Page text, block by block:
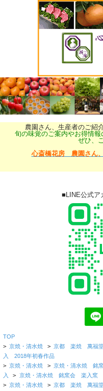
農園さん、生産者のご紹
旬の味覚のご案内やお得情
ぜひ、
心斎橋花房 農園さん
■LINE公式ア
TOP
> 京焼・清水焼 > 京都 楽焼 萬福
入 2018年初春作品
> 京焼・清水焼 > 京焼・清水焼 銘
入
> 京焼・清水焼 銘窯会 楽入窯
> 京焼・清水焼 > 京都 楽焼 萬福